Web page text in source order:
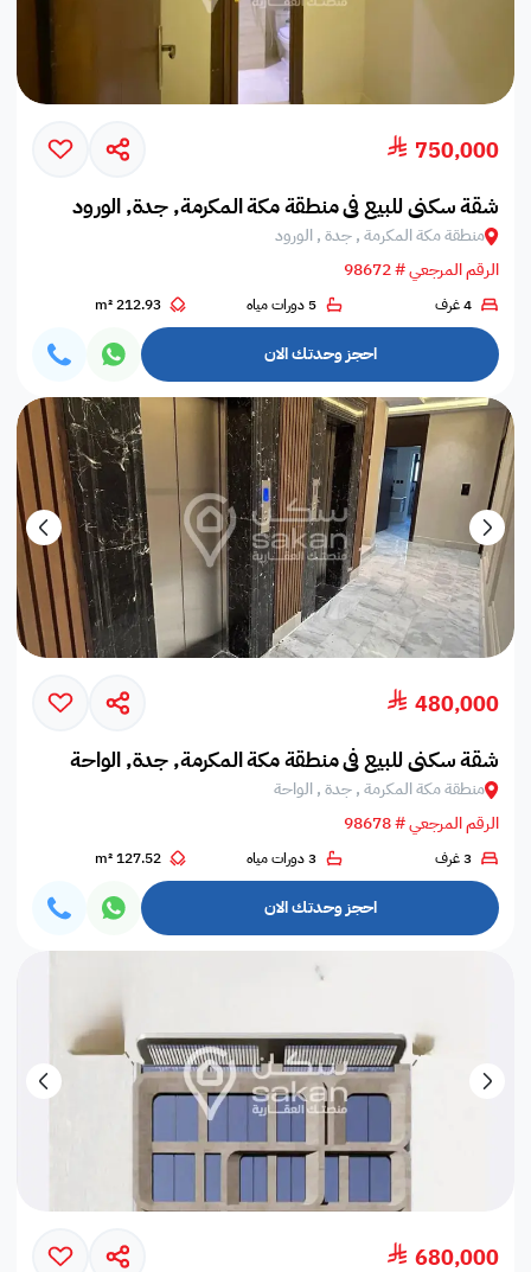
750,000
شقة سكني للبيع في منطقة مكة المكرمة, جدة, الورود
منطقة مكة المكرمة , جدة , الورود
الرقم المرجعي # 98672
4 غرف 5 دورات مياه 212.93 m²
احجز وحدتك الان
480,000
شقة سكني للبيع في منطقة مكة المكرمة, جدة, الواحة
منطقة مكة المكرمة , جدة , الواحة
الرقم المرجعي # 98678
3 غرف 3 دورات مياه 127.52 m²
احجز وحدتك الان
680,000